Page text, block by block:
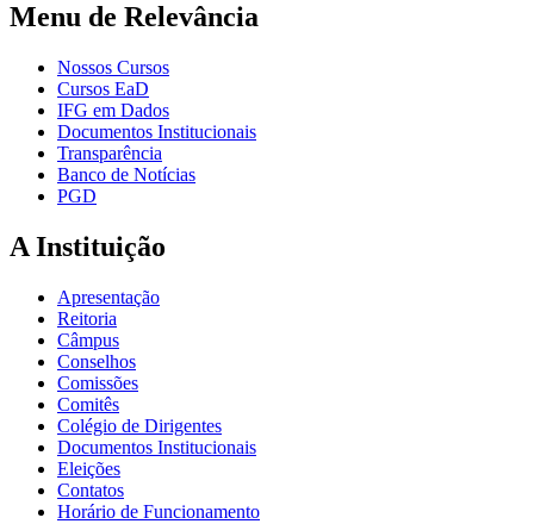
Menu de Relevância
Nossos Cursos
Cursos EaD
IFG em Dados
Documentos Institucionais
Transparência
Banco de Notícias
PGD
A Instituição
Apresentação
Reitoria
Câmpus
Conselhos
Comissões
Comitês
Colégio de Dirigentes
Documentos Institucionais
Eleições
Contatos
Horário de Funcionamento